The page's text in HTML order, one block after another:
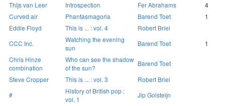
Thijs van Leer Introspection Fer Abrahams
4
Curved air
Phantasmagoria Barend Toet
1
Eddie Floyd
This is ... : vol. 4
Robert Briel
CCC Inc.
Watching the evening
sun
Barend Toet
1
Chris Hinze
combination
Who can see the shadow
of the sun?
Barend Toet
Steve Cropper
This is ... : vol. 3
Robert Briel
#
History of British pop :
vol. 1
Jip Golsteijn